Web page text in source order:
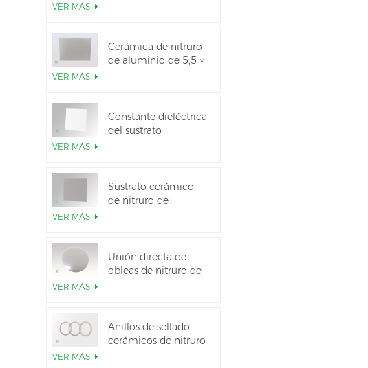
VER MÁS
Cerámica de nitruro
de aluminio de 5,5 ×
VER MÁS
Constante dieléctrica
del sustrato
VER MÁS
Sustrato cerámico
de nitruro de
VER MÁS
Unión directa de
obleas de nitruro de
VER MÁS
Anillos de sellado
cerámicos de nitruro
VER MÁS